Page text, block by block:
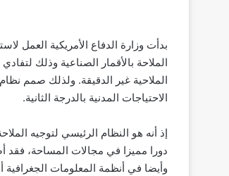
الملاحة بالأقمار الصناعية وذلك
الاحتياجات المدنية بالدرجة الثانية.
إذ أنه هو النظام الرئيسي لتوجيه
دورا مميزا في مجالات المساحة، فقد
وأيضا في أنظمة المعلومات الجغرافية